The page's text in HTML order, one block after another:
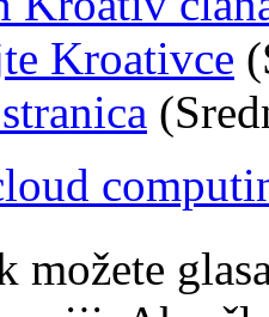
Kroativce
možete